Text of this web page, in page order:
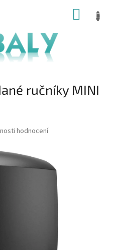
KOŠÍK
ručníky MINI
hodnocení